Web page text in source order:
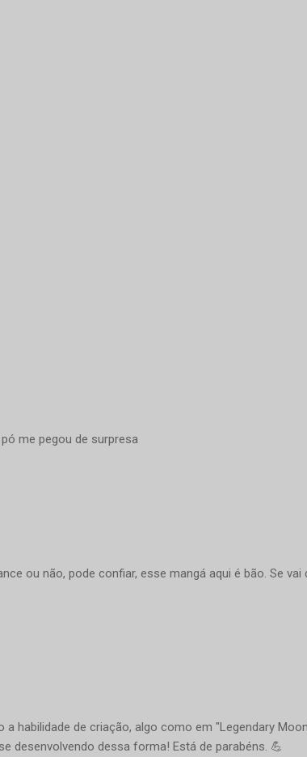
me pegou de surpresa
ou não, pode confiar, esse mangá aqui é bão. Se vai
habilidade de criação, algo como em "Legendary
desenvolvendo dessa forma! Está de parabéns. 💪